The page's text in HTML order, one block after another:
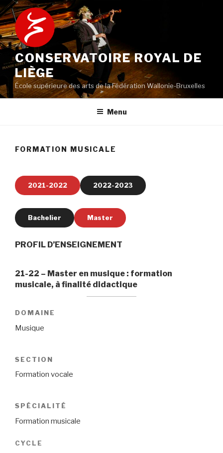
Aller
au
contenu
principal
CONSERVATOIRE ROYAL DE
LIÈGE
École supérieure des arts de la Fédération Wallonie-Bruxelles
Menu
FORMATION MUSICALE
2021-2022 2022-2023
Bachelier Master
PROFIL D’ENSEIGNEMENT
21-22 – Master en musique : formation
musicale, à finalité didactique
DOMAINE
Musique
SECTION
Formation vocale
SPÉCIALITÉ
Formation musicale
CYCLE